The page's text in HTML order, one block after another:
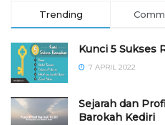
Trending
Kunci 5 Sukses
7 APRIL 2022
Sejarah dan
Barokah Kediri